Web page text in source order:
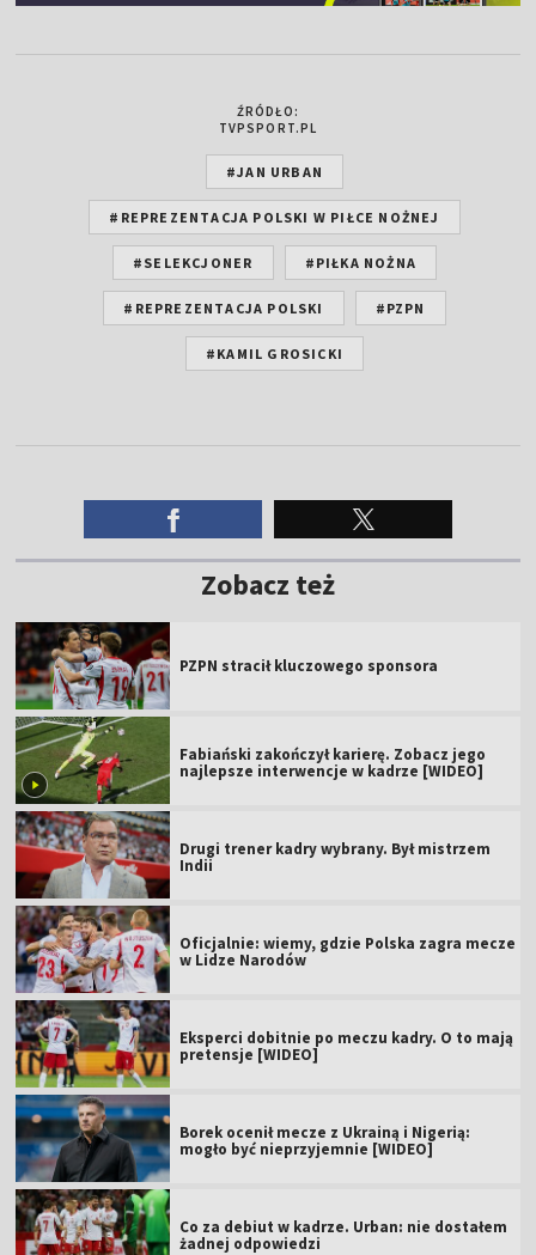
ŹRÓDŁO:
TVPSPORT.PL
#JAN URBAN
#REPREZENTACJA POLSKI W PIŁCE NOŻNEJ
#SELEKCJONER #PIŁKA NOŻNA
#REPREZENTACJA POLSKI #PZPN
#KAMIL GROSICKI
Zobacz też
PZPN stracił kluczowego sponsora
Fabiański zakończył karierę. Zobacz jego
najlepsze interwencje w kadrze [WIDEO]
Drugi trener kadry wybrany. Był mistrzem
Indii
Oficjalnie: wiemy, gdzie Polska zagra mecze
w Lidze Narodów
Eksperci dobitnie po meczu kadry. O to mają
pretensje [WIDEO]
Borek ocenił mecze z Ukrainą i Nigerią:
mogło być nieprzyjemnie [WIDEO]
Co za debiut w kadrze. Urban: nie dostałem
żadnej odpowiedzi